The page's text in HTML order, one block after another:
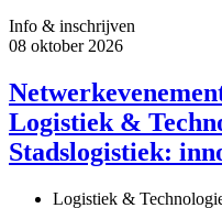
Info & inschrijven
08 oktober 2026
Logistiek &
Stadslogistiek:
Logistiek &